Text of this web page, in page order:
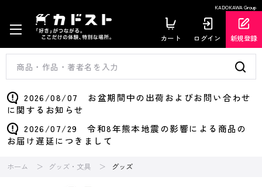
KADOKAWA Group
カート ログイン 新規登録
2026/08/07 お盆期間中の出荷およびお問い合わせ
に関するお知らせ
2026/07/29 令和8年熊本地震の影響による商品の
お届け遅延につきまして
ホーム グッズ・文具 グッズ